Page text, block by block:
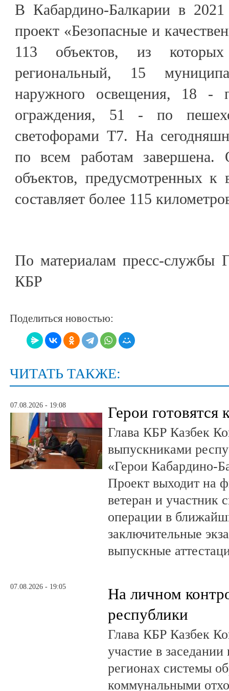
В Кабардино-Балкарии в
проект «Безопасные и
113 объектов, из
региональный, 15
наружного освещения, 18 -
ограждения, 51 - по
светофорами Т7. На
по всем работам завершена.
объектов, предусмотренных к
составляет более 115
По материалам пресс-службы
КБР
Поделиться новостью:
ЧИТАТЬ ТАКЖЕ:
07.08.2026 - 19:08 Герои готовятся
Глава КБР Казбек
выпускниками
«Герои Кабардино-
Проект выходит на
ветеран и участник
операции в
заключительные
выпускные
07.08.2026 - 19:05
На личном
республики
Глава КБР Казбек
участие в
регионах системы
коммунальными